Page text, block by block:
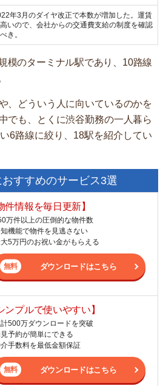
年3月のダイヤ改正で本数が増加した。運賃
いので、会社からの交通費支給の制度を確認
き。
模のターミナル駅であり、10路線
、どういう人に向いているのかを
でも、とくに渋谷勤務の一人暮ら
6路線に絞り、18駅を紹介してい
すすめのサービス3選
件情報を毎日更新】
万件以上の圧倒的な物件数
知機能で物件を見逃さない
大5万円のお祝い金がもらえる
ダウンロードはこちら
ンプルで使いやすい】
計500万ダウンロードを突破
見予約が簡単にできる
介手数料を最低金額保証
ダウンロードはこちら